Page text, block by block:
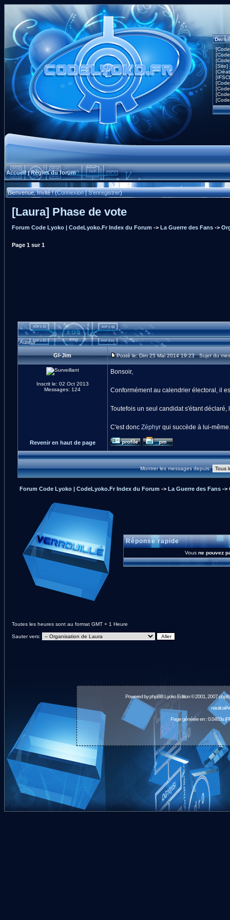
[Site]
Accueil|Règles du forum
Bienvenue, Invité ! (Connexion|S'enregistrer)
[Laura] Phase de vote
Forum Code Lyoko | CodeLyoko.Fr Index du Forum -> La Guerre des Fans ->
Page 1 sur1
Auteur
GI-Jim Posté le: Dim 25 Mai 2014 19:23 Sujet du
Inscrit le: 02 Oct 2013
Messages: 124
Bonsoir,
Conformément au calendrier électoral, il
Toutefois un seul candidat s'étant déclaré,
C'est donc Zéphyrqui succède à lui-même.
Revenir en haut de page
Montrer les messages depuis:
Forum Code Lyoko | CodeLyoko.Fr Index du Forum -> La Guerre des Fans->
Réponse rapide
Vous ne pouvez
Toutes les heures sont au format GMT + 1 Heure
Sauter vers:
Powered byphpBBLyoko Edition © 2001, 2007
Page générée en : 0.0403s